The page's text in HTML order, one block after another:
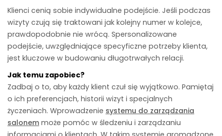
Klienci cenią sobie indywidualne podejście. Jeśli podczas
wizyty czują się traktowani jak kolejny numer w kolejce,
prawdopodobnie nie wrócą. Spersonalizowane
podejście, uwzględniające specyficzne potrzeby klienta,
jest kluczowe w budowaniu długotrwałych relacji.
Jak temu zapobiec?
Zadbaj o to, aby każdy klient czuł się wyjątkowo. Pamiętaj
o ich preferencjach, historii wizyt i specjalnych
życzeniach. Wprowadzenie systemu do zarządzania
salonem może pomóc w śledzeniu i zarządzaniu